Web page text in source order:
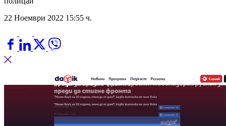
22 Ноември 2022 15:55 ч.